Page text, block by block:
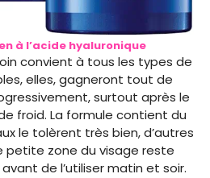
à l’acide hyaluronique
convient à tous les types de
elles, gagneront tout de
surtout après le
froid. La formule contient du
le tolèrent très bien, d’autres
petite zone du visage reste
de l’utiliser matin et soir.